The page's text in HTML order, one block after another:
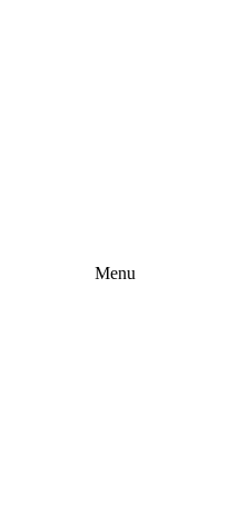
Menu